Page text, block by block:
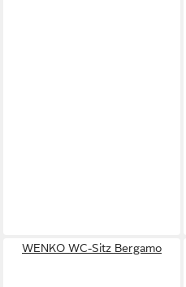
WENKO WC-Sitz Bergamo